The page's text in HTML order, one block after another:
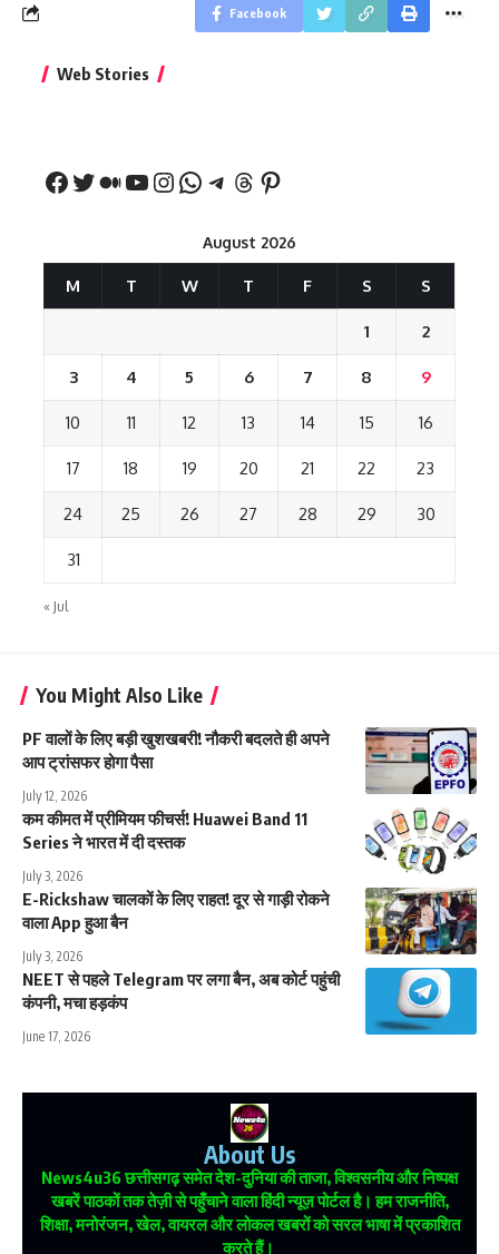
Facebook
Web Stories
नीतीश कुमार का पहला
August 2026
M T W T F S S
1 2
3 4 5 6 7 8 9
10 11 12 13 14 15 16
17 18 19 20 21 22 23
24 25 26 27 28 29 30
31
« Jul
You Might Also Like
PF वालों के लिए बड़ी खुशखबरी! नौकरी बदलते ही अपने
आप ट्रांसफर होगा पैसा
July 12, 2026
कम कीमत में प्रीमियम फीचर्स! Huawei Band 11
Series ने भारत में दी दस्तक
July 3, 2026
E-Rickshaw चालकों के लिए राहत! दूर से गाड़ी रोकने
वाला App हुआ बैन
July 3, 2026
NEET से पहले Telegram पर लगा बैन, अब कोर्ट पहुंची
कंपनी, मचा हड़कंप
June 17, 2026
About Us
News4u36छत्तीसगढ़ समेत देश-दुनिया की ताजा, विश्वसनीय और निष्पक्ष
खबरें पाठकों तक तेज़ी से पहुँचाने वाला हिंदी न्यूज़ पोर्टल है। हम राजनीति,
शिक्षा, मनोरंजन, खेल, वायरल और लोकल खबरों को सरल भाषा में प्रकाशित
करते हैं।